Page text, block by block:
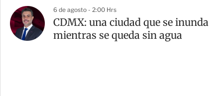
6 de agosto - 2:00 Hrs
CDMX: una ciudad que se inunda
mientras se queda sin agua